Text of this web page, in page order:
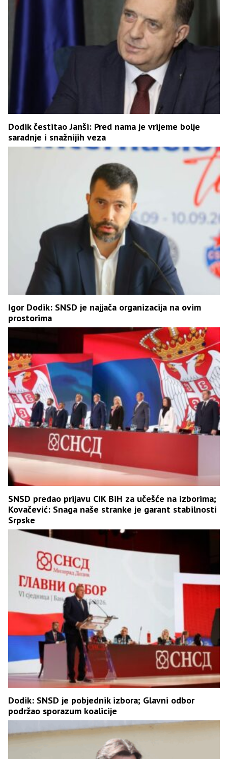
Dodik čestitao Janši: Pred nama je vrijeme bolje
saradnje i snažnijih veza
Igor Dodik: SNSD je najjača organizacija na ovim
prostorima
SNSD predao prijavu CIK BiH za učešće na izborima;
Kovačević: Snaga naše stranke je garant stabilnosti
Srpske
Dodik: SNSD je pobjednik izbora; Glavni odbor
podržao sporazum koalicije